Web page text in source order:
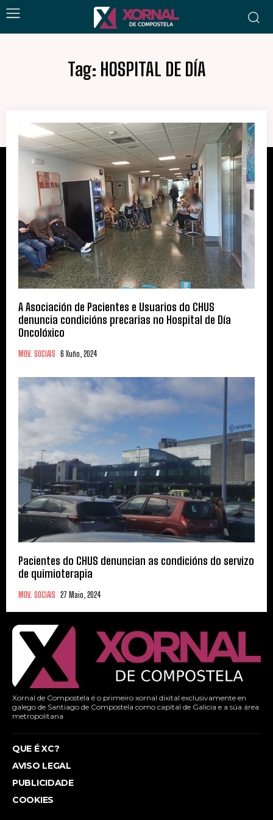
Tag: HOSPITAL DE DÍA
A Asociación de Pacientes e Usuarios do CHUS
denuncia condicións precarias no Hospital de Día
Oncolóxico
MOV. SOCIAIS 6 Xuño, 2024
Pacientes do CHUS denuncian as condicións do servizo
de quimioterapia
MOV. SOCIAIS 27 Maio, 2024
Xornal de Compostela é o primeiro xornal dixital exclusivamente en
galego de Santiago de Compostela como capital de Galicia e a súa área
metropolitana
QUE É XC?
AVISO LEGAL
PUBLICIDADE
COOKIES